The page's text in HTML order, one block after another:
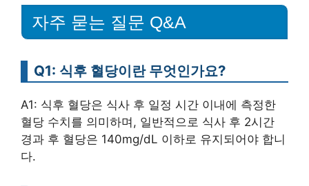
자주 묻는 질문 Q&A
Q1: 식후 혈당이란 무엇인가요?
A1: 식후 혈당은 식사 후 일정 시간 이내에 측정한
혈당 수치를 의미하며, 일반적으로 식사 후 2시간
경과 후 혈당은 140mg/dL 이하로 유지되어야 합니
다.